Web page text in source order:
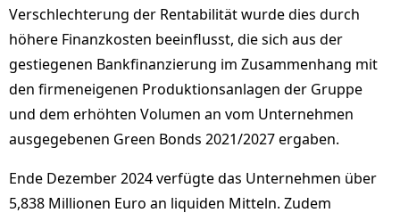
Verschlechterung der Rentabilität wurde dies durch
höhere Finanzkosten beeinflusst, die sich aus der
gestiegenen Bankfinanzierung im Zusammenhang mit
den firmeneigenen Produktionsanlagen der Gruppe
und dem erhöhten Volumen an vom Unternehmen
ausgegebenen Green Bonds 2021/2027 ergaben.
Ende Dezember 2024 verfügte das Unternehmen über
5,838 Millionen Euro an liquiden Mitteln. Zudem